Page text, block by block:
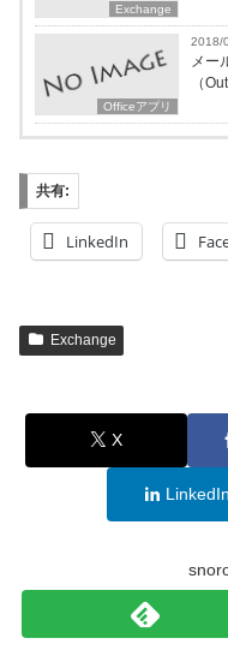
Exchange
Officeアプリ
2018/
メー
（
共有:
LinkedIn
Exchange
X
LinkedIn